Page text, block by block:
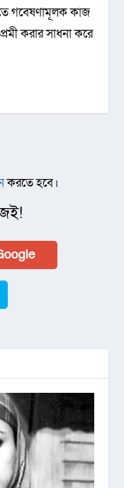
গবেষণামূলক কাজ
করার সাধনা করে
করতে হবে।